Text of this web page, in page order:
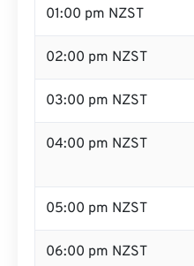
01:00 pm NZST
02:00 pm NZST
03:00 pm NZST
04:00 pm NZST
05:00 pm NZST
06:00 pm NZST